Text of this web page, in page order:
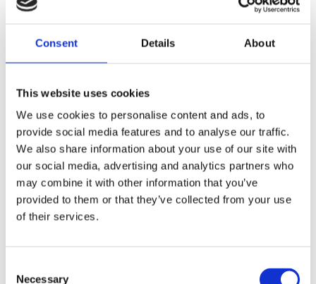
Consent Details About
This website uses cookies
We use cookies to personalise content and ads, to
provide social media features and to analyse our traffic.
We also share information about your use of our site with
our social media, advertising and analytics partners who
may combine it with other information that you’ve
provided to them or that they’ve collected from your use
of their services.
Necessary
rozměry
disposition
5+kk